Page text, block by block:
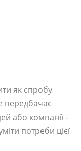
як спробу
передбачає
або компанії -
потреби цієї